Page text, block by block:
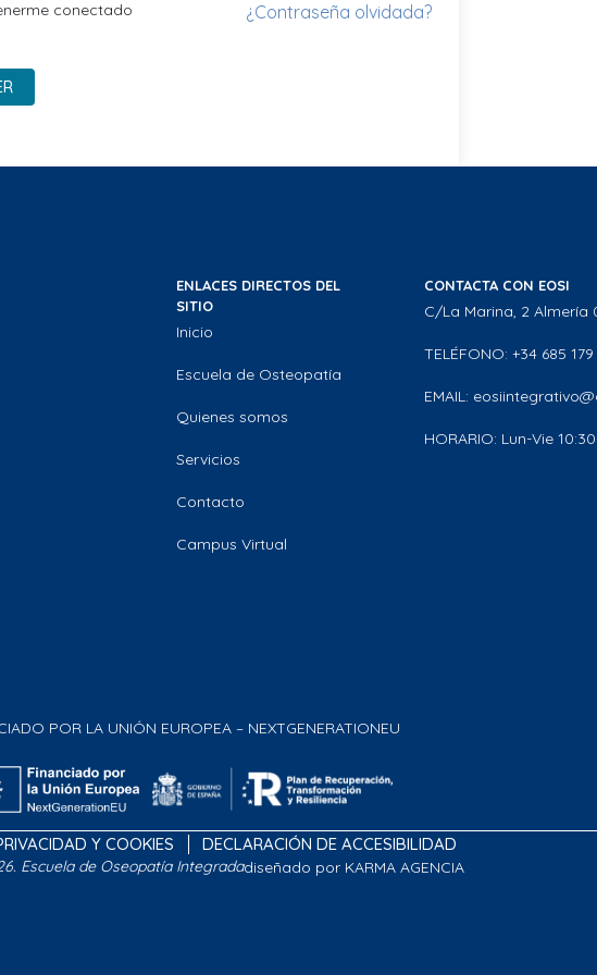
conectado ¿Contraseña olvidada?
ENLACES DIRECTOS DEL
SITIO
Inicio
Escuela de Osteopatía
Quienes somos
Servicios
Contacto
Campus Virtual
CONTACTA CON EOSI
C/La Marina, 2 Almería
TELÉFONO: +34 685 179
EMAIL:
HORARIO: Lun-Vie
POR LA UNIÓN EUROPEA – NEXTGENERATIONEU
Y COOKIES DECLARACIÓN DE ACCESIBILIDAD
Escuela de Oseopatía Integradadiseñado por KARMA AGENCIA